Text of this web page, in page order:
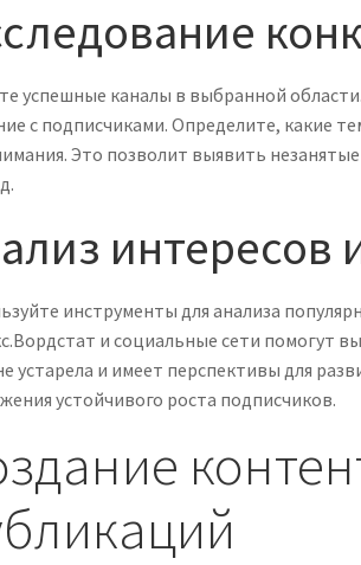
успешные каналы в выбранной
с подписчиками. Определите, какие
Это позволит выявить
интересов
инструменты для анализа
и социальные сети помогут
устарела и имеет перспективы для
устойчивого роста подписчиков.